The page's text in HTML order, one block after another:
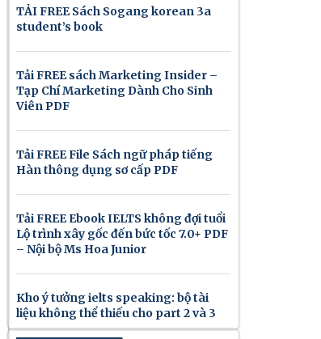
TẢI FREE Sách Sogang korean 3a
student’s book
Tải FREE sách Marketing Insider –
Tạp Chí Marketing Dành Cho Sinh
Viên PDF
Tải FREE File Sách ngữ pháp tiếng
Hàn thông dụng sơ cấp PDF
Tải FREE Ebook IELTS không đợi tuổi
Lộ trình xây gốc đến bức tốc 7.0+ PDF
– Nội bộ Ms Hoa Junior
Kho ý tưởng ielts speaking: bộ tài
liệu không thể thiếu cho part 2 và 3